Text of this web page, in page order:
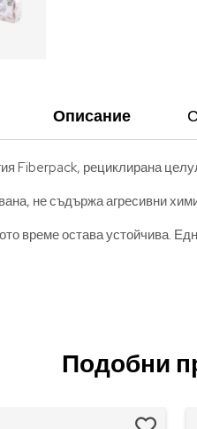
Описание
Fiberpack, рециклирана
не съдържа агресивни
време остава устойчива.
Подобни